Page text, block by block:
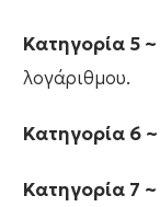
Κατηγορία 5 ~
λογάριθμου.
Κατηγορία 6 ~
Κατηγορία 7 ~